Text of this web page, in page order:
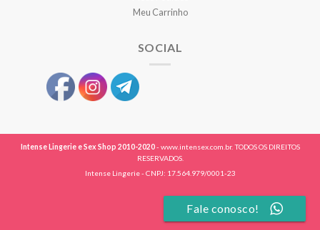
Meu Carrinho
SOCIAL
Intense Lingerie e Sex Shop 2010-2020- www.intensex.com.br. TODOS OS DIREITOS
RESERVADOS.
Intense Lingerie - CNPJ: 17.564.979/0001-23
Fale conosco!